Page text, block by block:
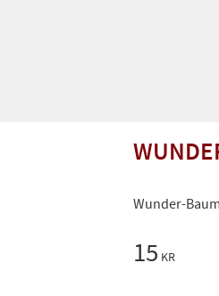
Wunder-
15 KR